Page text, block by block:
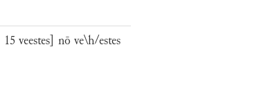
15 veestes] nō ve\h/estes